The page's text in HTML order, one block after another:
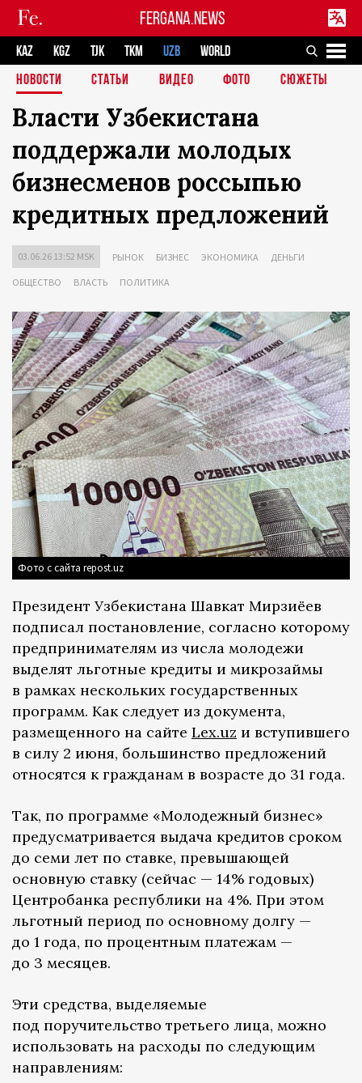
FERGANA.NEWS
KAZ KGZ TJK TKM UZB
WORLD
НОВОСТИ
СТАТЬИ ВИДЕО ФОТО СЮЖЕТЫ
Власти Узбекистана
поддержали молодых
бизнесменов россыпью
кредитных предложений
03.06.26 13:52 MSK РЫНОК БИЗНЕС ЭКОНОМИКА ДЕНЬГИ
ОБЩЕСТВО ВЛАСТЬ ПОЛИТИКА
Фото с сайта repost.uz
Президент Узбекистана Шавкат Мирзиёев
подписал постановление, согласно которому
предпринимателям из числа молодежи
выделят льготные кредиты и микрозаймы
в рамках нескольких государственных
программ. Как следует из документа,
размещенного на сайте Lex.uz и вступившего
в силу 2 июня, большинство предложений
относятся к гражданам в возрасте до 31 года.
Так, по программе «Молодежный бизнес»
предусматривается выдача кредитов сроком
до семи лет по ставке, превышающей
основную ставку (сейчас — 14% годовых)
Центробанка республики на 4%. При этом
льготный период по основному долгу —
до 1 года, по процентным платежам —
до 3 месяцев.
Эти средства, выделяемые
под поручительство третьего лица, можно
использовать на расходы по следующим
направлениям: